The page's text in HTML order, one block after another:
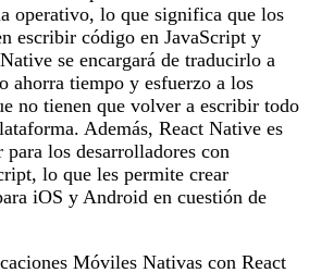
operativo, lo que significa que los
escribir código en JavaScript y
se encargará de traducirlo a
ahorra tiempo y esfuerzo a los
no tienen que volver a escribir todo
Además, React Native es
los desarrolladores con
lo que les permite crear
iOS y Android en cuestión de
Móviles Nativas con React